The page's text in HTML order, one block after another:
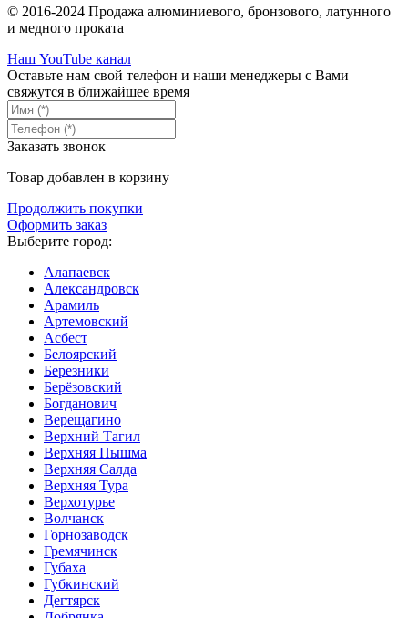
© 2016-2024 Продажа алюминиевого, бронзового, латунного
и медного проката
Наш YouTube канал
Оставьте нам свой телефон и наши менеджеры с Вами
свяжутся в ближайшее время
Заказать звонок
Товар добавлен в корзину
Продолжить покупки
Оформить заказ
Выберите город:
Алапаевск
Александровск
Арамиль
Артемовский
Асбест
Белоярский
Березники
Берёзовский
Богданович
Верещагино
Верхний Тагил
Верхняя Пышма
Верхняя Салда
Верхняя Тура
Верхотурье
Волчанск
Горнозаводск
Гремячинск
Губаха
Губкинский
Дегтярск